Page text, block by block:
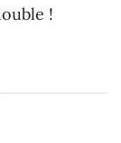
!